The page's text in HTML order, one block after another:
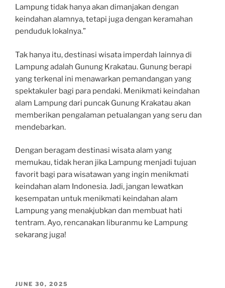
Lampung tidak hanya akan dimanjakan dengan
keindahan alamnya, tetapi juga dengan keramahan
penduduk lokalnya.”
Tak hanya itu, destinasi wisata imperdah lainnya di
Lampung adalah Gunung Krakatau. Gunung berapi
yang terkenal ini menawarkan pemandangan yang
spektakuler bagi para pendaki. Menikmati keindahan
alam Lampung dari puncak Gunung Krakatau akan
memberikan pengalaman petualangan yang seru dan
mendebarkan.
Dengan beragam destinasi wisata alam yang
memukau, tidak heran jika Lampung menjadi tujuan
favorit bagi para wisatawan yang ingin menikmati
keindahan alam Indonesia. Jadi, jangan lewatkan
kesempatan untuk menikmati keindahan alam
Lampung yang menakjubkan dan membuat hati
tentram. Ayo, rencanakan liburanmu ke Lampung
sekarang juga!
POSTED
JUNE 30, 2025